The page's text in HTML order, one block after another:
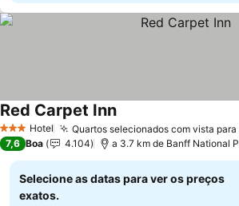
3 EstrelasHotel Quartos selecionados com vista para
Red Carpet Inn
7,6 Boa 4.104 a 3.7 km de Banff National
Selecione as datas para ver os preços
exatos.